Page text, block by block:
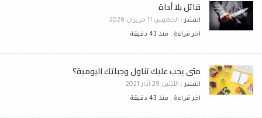
قاتل بلا أداة
النشر : الخميس 11 حزيران 2026
اخر قراءة : منذ 43 دقيقة
متى يجب عليك تناول وجباتك اليومية؟
النشر : الأثنين 29 آذار 2021
اخر قراءة : منذ 43 دقيقة